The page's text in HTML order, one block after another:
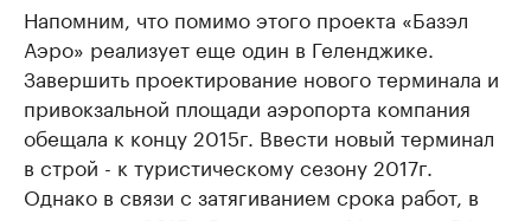
Напомним, что помимо этого проекта «Базэл
Аэро» реализует еще один в Геленджике.
Завершить проектирование нового терминала и
привокзальной площади аэропорта компания
обещала к концу 2015г. Ввести новый терминал
в строй - к туристическому сезону 2017г.
Однако в связи с затягиванием срока работ, в